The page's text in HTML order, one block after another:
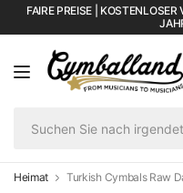
FAIRE PREISE |
Heimat Turkish Cymbals Raw